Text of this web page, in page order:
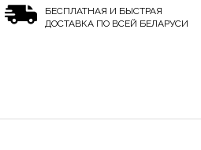
БЕСПЛАТНАЯ И БЫСТРАЯ
ДОСТАВКА ПО ВСЕЙ БЕЛАРУСИ